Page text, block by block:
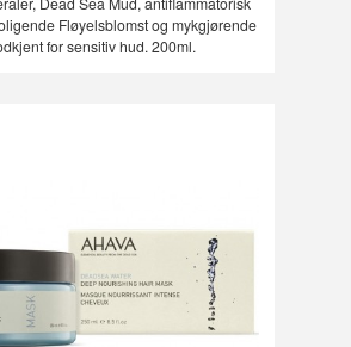
Fløyelsblomst og mykgjørende
for sensitiv hud. 200ml.